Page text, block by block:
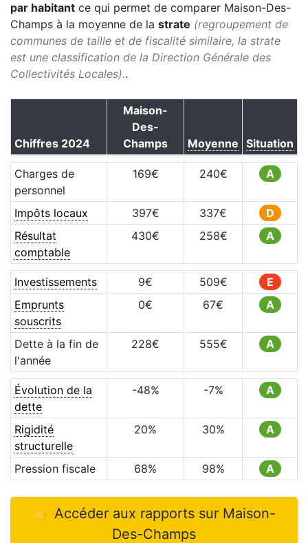
par habitant ce qui permet de comparer Maison-Des-
Champs à la moyenne de la strate (regroupement de
communes de taille et de fiscalité similaire, la strate
est une classification de la Direction Générale des
Collectivités Locales)..
Chiffres 2024
Maison-
Des-
Champs
Moyenne Situation
Charges de
personnel
169€ 240€ A
Impôts locaux 397€ 337€
D
Résultat
comptable
430€ 258€ A
Investissements 9€ 509€
E
Emprunts
souscrits
0€ 67€ A
Dette à la fin de
l'année
228€ 555€ A
Évolution de la
dette
-48% -7% A
Rigidité
structurelle
20% 30% A
Pression fiscale 68% 98% A
👉 Accéder aux rapports sur Maison-
Des-Champs